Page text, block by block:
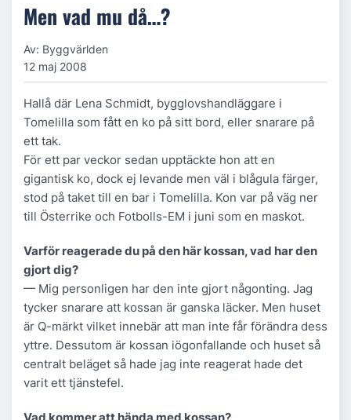
Men vad mu då…?
Av: Byggvärlden
12 maj 2008
Hallå där Lena Schmidt, bygglovshandläggare i
Tomelilla som fått en ko på sitt bord, eller snarare på
ett tak.
För ett par veckor sedan upptäckte hon att en
gigantisk ko, dock ej levande men väl i blågula färger,
stod på taket till en bar i Tomelilla. Kon var på väg ner
till Österrike och Fotbolls-EM i juni som en maskot.
Varför reagerade du på den här kossan, vad har den
gjort dig?
— Mig personligen har den inte gjort någonting. Jag
tycker snarare att kossan är ganska läcker. Men huset
är Q-märkt vilket innebär att man inte får förändra dess
yttre. Dessutom är kossan iögonfallande och huset så
centralt beläget så hade jag inte reagerat hade det
varit ett tjänstefel.
Vad kommer att hända med kossan?